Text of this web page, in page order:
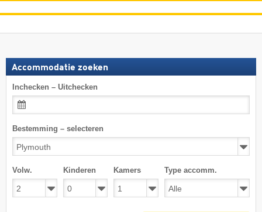
Accommodatie zoeken
Inchecken – Uitchecken
Bestemming – selecteren
Volw. Kinderen Kamers Type accomm.